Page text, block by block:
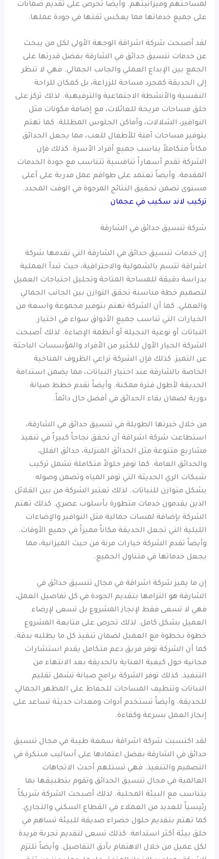
لمساحتهم وميزانيتهم. وأيضاً تحرص على تقديم ضمانات
على جميع خدماتها مما يعكس ثقتها في جودة عملها.
لقد أصبحت شركة اشراقة الوجهة الأولى لكل من يبحث
عن خدمات تنسيق حدائق في الشارقة بفضل قدرتها على
الجمع بين الإبداع العملي والجانب الجمالي. فهي لا تنظر
إلى الحديقة كمجرد مساحة للزراعة، بل كمكان للراحة
النفسية والأنشطة الاجتماعية والترفيهية. لذلك تركز على
خلق مساحات مريحة للعائلات، مع إضافة مكونات مثل
النوافير، الشلالات، وأماكن الجلوس المظللة. كما تهتم
بتوفير مساحات آمنة للأطفال للعب، مما يجعل الحدائق
مكاناً متكاملاً يناسب جميع أفراد الأسرة. كذلك فإن
الشركة تقدم أسعاراً تنافسية تتناسب مع جودة الخدمات
المقدمة. وأيضاً تعتمد على طواقم عمل مدربة على أعلى
مستوى تضمن تحقيق النتائج المرجوة في الوقت المحدد.
تركيب لاند سكيب في عجمان
شركة تنسيق حدائق في الشارقة
إن خدمات تنسيق حدائق في الشارقة التي تقدمها شركة
اشراقة تتسم بالشمولية والاحترافية، حيث تبدأ العملية
بدراسة دقيقة للمساحة المتاحة وتحليل احتياجات العميل
لتصميم خطة مناسبة تحقق التوازن بين الجانب الجمالي
والعملي. كما أن الشركة تهتم بتوفير مجموعة واسعة من
الخيارات التي تناسب جميع الأذواق سواء في اختيار
النباتات أو نوعية النجيلة أو أنظمة الإضاءة. لذلك أصبحت
الشركة الخيار الأول للكثير من الأفراد والمؤسسات الباحثة
عن التميز. كذلك فإن الشركة تراعي الظروف المناخية
الخاصة بالشارقة عند اختيار النباتات، مما يضمن استدامة
الحديقة لأطول فترة ممكنة. وأيضاً تقدم خطط صيانة
دورية لضمان بقاء الحدائق في أفضل حال دائماً.
من خلال خبرتها الطويلة في تنسيق حدائق في الشارقة،
استطاعت شركة اشراقة أن تحقق نجاحاً كبيراً في تنفيذ
مشاريع متنوعة مثل الحدائق المنزلية، حدائق الفلل،
والحدائق العامة. كما توفر حلولاً متكاملة تشمل تركيب
شبكات الري الحديثة التي توفر المياه وتضمن وصوله
بشكل متوازن للنباتات. لذلك تعتبر الشركة من بين القلائل
الذين يقدمون خدمات متطورة بأسلوب عصري. كذلك تهتم
الشركة بإضافة لمسات جمالية مثل النوافير والإضاءات
الليلية التي تجعل الحديقة مكاناً مميزاً في جميع الأوقات.
وأيضاً تقدم الشركة خيارات مرنة من حيث الميزانية، مما
يجعل خدماتها في متناول الجميع.
إن ما يميز شركة اشراقة في مجال تنسيق حدائق في
الشارقة هو التزامها بتقديم الجودة في كل تفاصيل العمل،
فهي لا تسعى فقط لإنجاز المشروع بل تسعى لإرضاء
العميل بشكل كامل. لذلك تحرص على متابعة المشروع
خطوة بخطوة مع العميل لضمان تنفيذ كل ما يطلبه بدقة.
كما أن الشركة توفر فريق دعم متكامل يقدم استشارات
مجانية حول كيفية العناية بالحديقة بعد الانتهاء من
التنفيذ. كذلك توفر الشركة برامج صيانة تشمل تقليم
النباتات وتنظيف المساحات للحفاظ على المظهر الجمالي
للحديقة. وأيضاً تستخدم أدوات ومعدات حديثة تساعد على
إنجاز العمل بسرعة وكفاءة.
لقد اكتسبت شركة اشراقة سمعة طيبة في مجال تنسيق
حدائق في الشارقة بفضل اعتمادها على أساليب مبتكرة في
التصميم والتنفيذ. فهي تستلهم أحدث الاتجاهات
العالمية في مجال تنسيق الحدائق وتقوم بتطبيقها بما
يتناسب مع البيئة المحلية. لذلك أصبحت الشركة شريكاً
رئيسياً للعديد من العملاء في القطاع السكني والتجاري.
كما تهتم بتقديم حلول خضراء صديقة للبيئة تساهم في
خلق بيئة أكثر استدامة. كذلك تسعى لتقديم تجربة فريدة
لكل عميل من خلال الاهتمام بأدق التفاصيل. وأيضاً تلتزم